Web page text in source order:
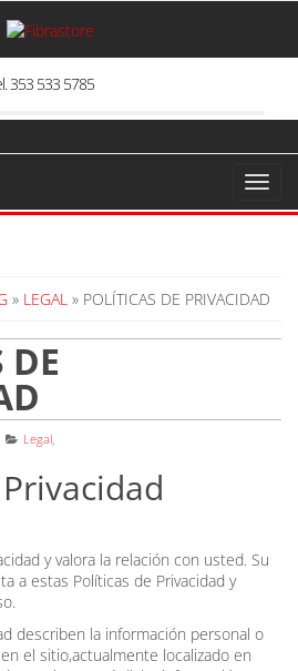
353 533 5785
» LEGAL » POLÍTICAS DE PRIVACIDAD
DE
Legal
y valora la relación con usted. Su
a estas Políticas de Privacidad y
describen la información personal o
el sitio,actualmente localizado en